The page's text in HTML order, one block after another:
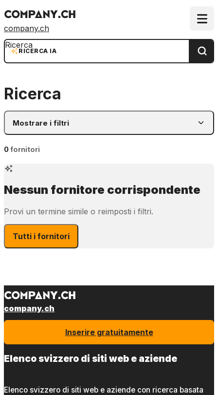
company.ch
RICERCA IA
Ricerca
Ricerca
Mostrare i filtri
0fornitori
Nessun fornitore corrispondente
Provi un termine simile o reimposti i filtri.
Tutti i fornitori
company.ch
Inserire gratuitamente
Elenco svizzero di siti web e aziende
Elenco svizzero di siti web e aziende con ricerca basata